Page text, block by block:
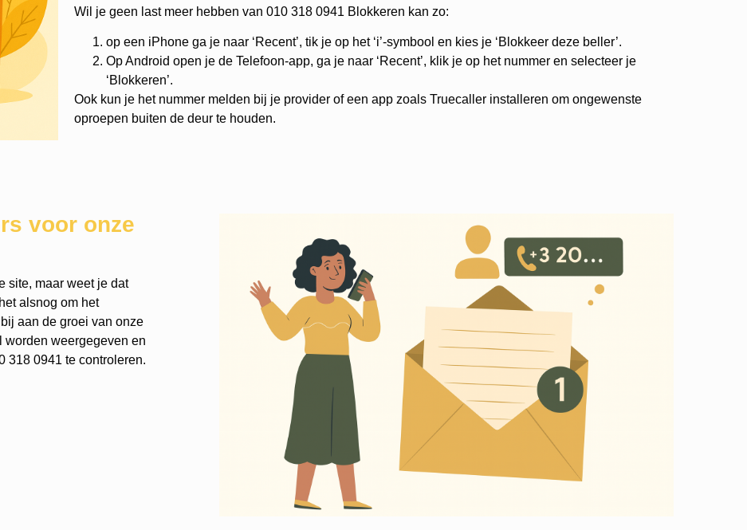
Wil je geen last meer hebben van 010 318 0941 Blokkeren kan zo:
op een iPhone ga je naar ‘Recent’, tik je op het ‘i’-symbool en kies je ‘Blokkeer deze beller’.
Op Android open je de Telefoon-app, ga je naar ‘Recent’, klik je op het nummer en selecteer je
‘Blokkeren’.
Ook kun je het nummer melden bij je provider of een app zoals Truecaller installeren om ongewenste
oproepen buiten de deur te houden.
voor onze
site, maar weet je dat
alsnog om het
aan de groei van onze
worden weergegeven en
318 0941 te controleren.